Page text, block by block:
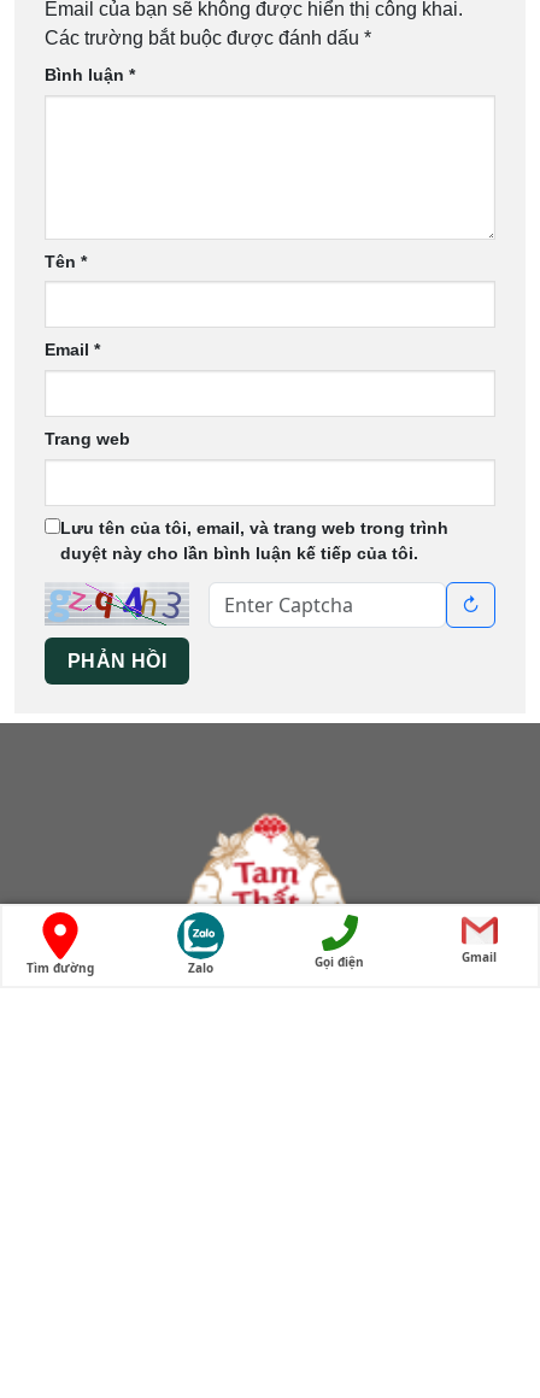
Email của bạn sẽ không được hiển thị công khai.
Các trường bắt buộc được đánh dấu *
Bình luận *
Tên *
Email *
Trang web
Lưu tên của tôi, email, và trang web trong trình
duyệt này cho lần bình luận kế tiếp của tôi.
↻
PHẢN HỒI
Tìm đường Zalo Gọi điện Gmail